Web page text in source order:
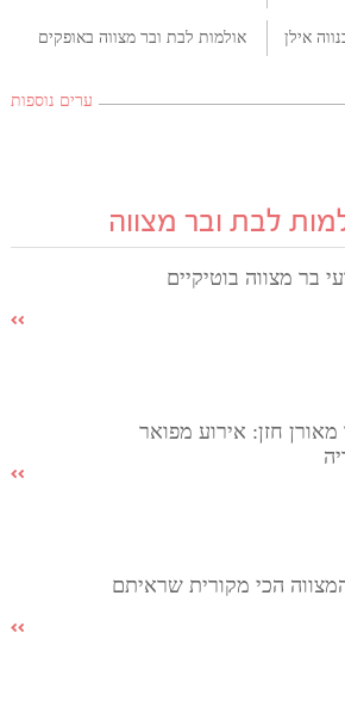
אילן אולמות לבת ובר מצווה באופקים
ערים נוספות
לבת ובר מצווה
בר מצווה בוטיקיים
מאורן חזן: אירוע מפואר
הכי מקורית שראיתם